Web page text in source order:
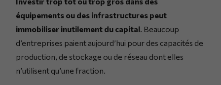
équipements ou des infrastructures peut
immobiliser inutilement du capital . Beaucoup
d’entreprises paient aujourd’hui pour des capacités de
production, de stockage ou de réseau dont elles
n’utilisent qu’une fraction.